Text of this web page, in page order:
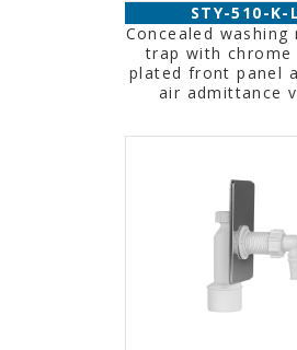
STY-510-K-L
Concealed washing
trap with chrome
plated front panel
air admittance